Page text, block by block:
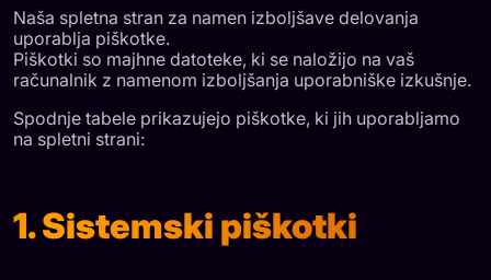
GAMING
OPREMA
IGRAJ Z
NAMI
ZAKAJ
REZERVIRATI
Naša spletna stran za namen izboljšave delovanja
uporablja piškotke.
Piškotki so majhne datoteke, ki se naložijo na vaš
računalnik z namenom izboljšanja uporabniške izkušnje.
Spodnje tabele prikazujejo piškotke, ki jih uporabljamo
na spletni strani:
1. Sistemski piškotki